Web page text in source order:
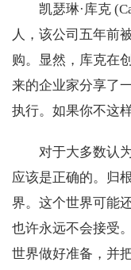
凯瑟琳·库克
人，该公司五年前
购。显然，库克在
来的企业家分享了
执行。如果你不这
对于大多数认
应该是正确的。归
界。这个世界可能
也许永远不会接受
世界做好准备，并